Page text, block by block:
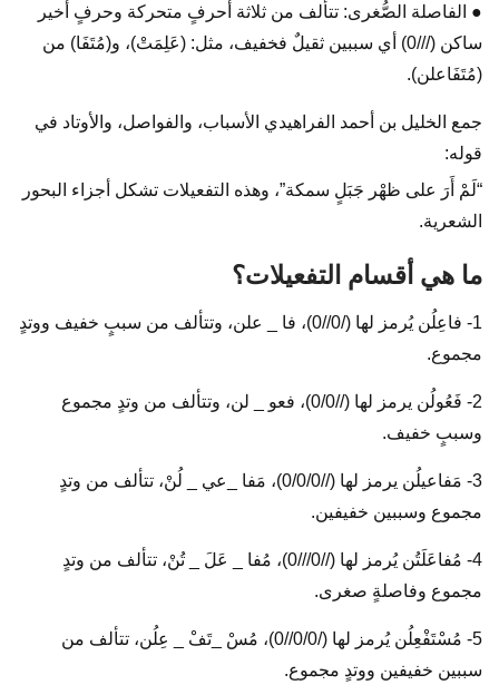
● الفاصلة الصُّغرى: تتألف من ثلاثة أحرفٍ متحركة وحرفٍ أخير
ساكن (///0) أي سببين ثقيلٌ فخفيف، مثل: (عَلِمَتْ)، و(مُتَفَا) من
(مُتَفَاعلن).
جمع الخليل بن أحمد الفراهيدي الأسباب، والفواصل، والأوتاد في
قوله:
“لَمْ أَرَ على ظهْر جَبَلٍ سمكة”، وهذه التفعيلات تشكل أجزاء البحور
الشعرية.
ما هي أقسام التفعيلات؟
1- فاعِلُن يُرمز لها (/0//0)، فا _ علن، وتتألف من سببٍ خفيف ووتدٍ
مجموع.
2- فَعُولُن يرمز لها (//0/0)، فعو _ لن، وتتألف من وتدٍ مجموع
وسببٍ خفيف.
3- مَفاعيلُن يرمز لها (//0/0/0)، مَفا _عي _ لُنْ، تتألف من وتدٍ
مجموع وسببين خفيفين.
4- مُفاعَلَتُن يُرمز لها (//0///0)، مُفا _ عَلَ _ تُنْ، تتألف من وتدٍ
مجموع وفاصلةٍ صغرى.
5- مُسْتَفْعِلُن يُرمز لها (/0/0//0)، مُسْ _تَفْ _ عِلُن، تتألف من
سببين خفيفين ووتدٍ مجموع.